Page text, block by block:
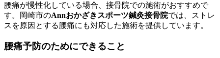
腰痛が慢性化している場合、接骨院での施術がおすすめで
す。岡崎市のAnnおかざきスポーツ鍼灸接骨院では、ストレ
スを原因とする腰痛にも対応した施術を提供しています。
腰痛予防のためにできること